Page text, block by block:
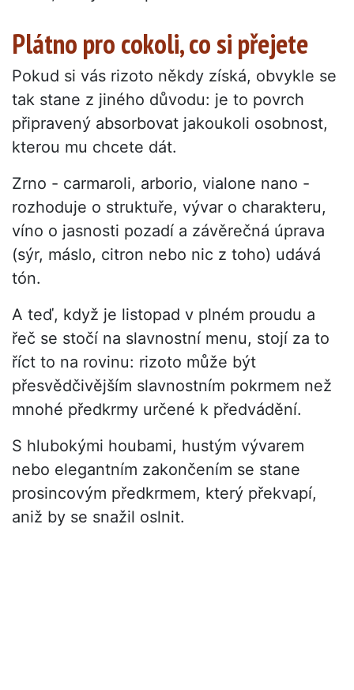
Plátno pro cokoli, co si přejete
Pokud si vás rizoto někdy získá, obvykle se
tak stane z jiného důvodu: je to povrch
připravený absorbovat jakoukoli osobnost,
kterou mu chcete dát.
Zrno - carmaroli, arborio, vialone nano -
rozhoduje o struktuře, vývar o charakteru,
víno o jasnosti pozadí a závěrečná úprava
(sýr, máslo, citron nebo nic z toho) udává
tón.
A teď, když je listopad v plném proudu a
řeč se stočí na slavnostní menu, stojí za to
říct to na rovinu: rizoto může být
přesvědčivějším slavnostním pokrmem než
mnohé předkrmy určené k předvádění.
S hlubokými houbami, hustým vývarem
nebo elegantním zakončením se stane
prosincovým předkrmem, který překvapí,
aniž by se snažil oslnit.